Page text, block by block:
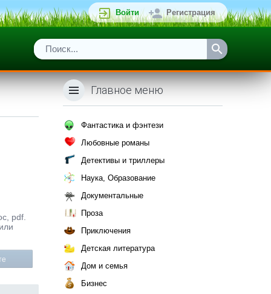
Войти Регистрация
pdf.
Главное меню
Фантастика и фэнтези
Любовные романы
Детективы и триллеры
Наука, Образование
Документальные
Проза
Приключения
Детская литература
Дом и семья
Бизнес